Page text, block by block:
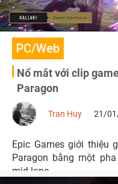
PC/Web
Nổ mắt với clip
Paragon
Tran Huy 21/
Epic Games giới thiệu
Paragon bằng một
mid-lane.